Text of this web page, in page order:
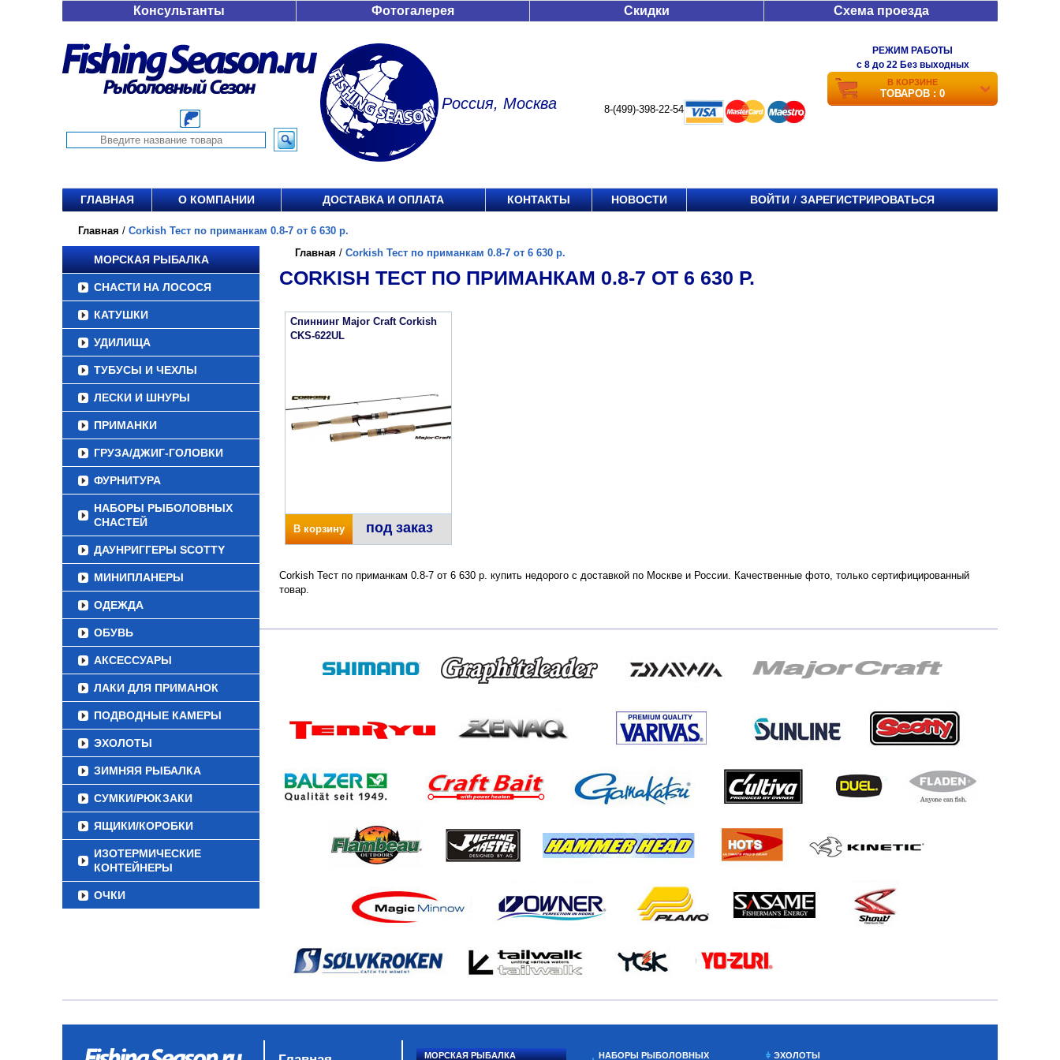
Консультанты Фотогалерея Скидки Схема проезда
Россия, Москва 8-(499)-398-22-54
РЕЖИМ РАБОТЫ
c 8 до 22 Без выходных
В КОРЗИНЕ
ТОВАРОВ : 0
ГЛАВНАЯ О КОМПАНИИ ДОСТАВКА И ОПЛАТА КОНТАКТЫ НОВОСТИ ВОЙТИ / ЗАРЕГИСТРИРОВАТЬСЯ
Главная / Corkish Тест по приманкам 0.8-7 от 6 630 р.
МОРСКАЯ РЫБАЛКА
СНАСТИ НА ЛОСОСЯ
КАТУШКИ
УДИЛИЩА
ТУБУСЫ И ЧЕХЛЫ
ЛЕСКИ И ШНУРЫ
ПРИМАНКИ
ГРУЗА/ДЖИГ-ГОЛОВКИ
ФУРНИТУРА
НАБОРЫ РЫБОЛОВНЫХ
СНАСТЕЙ
ДАУНРИГГЕРЫ SCOTTY
МИНИПЛАНЕРЫ
ОДЕЖДА
ОБУВЬ
АКСЕССУАРЫ
ЛАКИ ДЛЯ ПРИМАНОК
ПОДВОДНЫЕ КАМЕРЫ
ЭХОЛОТЫ
ЗИМНЯЯ РЫБАЛКА
СУМКИ/РЮКЗАКИ
ЯЩИКИ/КОРОБКИ
ИЗОТЕРМИЧЕСКИЕ
КОНТЕЙНЕРЫ
ОЧКИ
Главная / Corkish Тест по приманкам 0.8-7 от 6 630 р.
CORKISH ТЕСТ ПО ПРИМАНКАМ 0.8-7 ОТ 6 630 Р.
Спиннинг Major Craft Corkish
CKS-622UL
В корзину под заказ
Corkish Тест по приманкам 0.8-7 от 6 630 р. купить недорого с доставкой по Москве и России. Качественные фото, только сертифицированный
товар.
МОРСКАЯ РЫБАЛКА НАБОРЫ РЫБОЛОВНЫХ ЭХОЛОТЫ